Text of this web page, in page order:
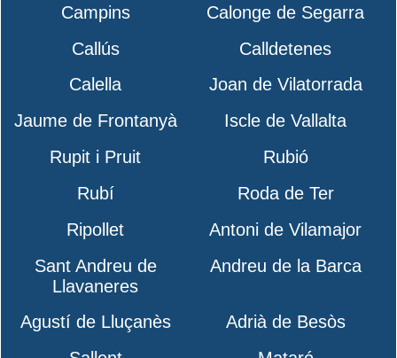
Campins
Calonge de Segarra
Callús
Calldetenes
Calella
Joan de Vilatorrada
Jaume de Frontanyà
Iscle de Vallalta
Rupit i Pruit
Rubió
Rubí
Roda de Ter
Ripollet
Antoni de Vilamajor
Sant Andreu de
Llavaneres
Andreu de la Barca
Agustí de Lluçanès
Adrià de Besòs